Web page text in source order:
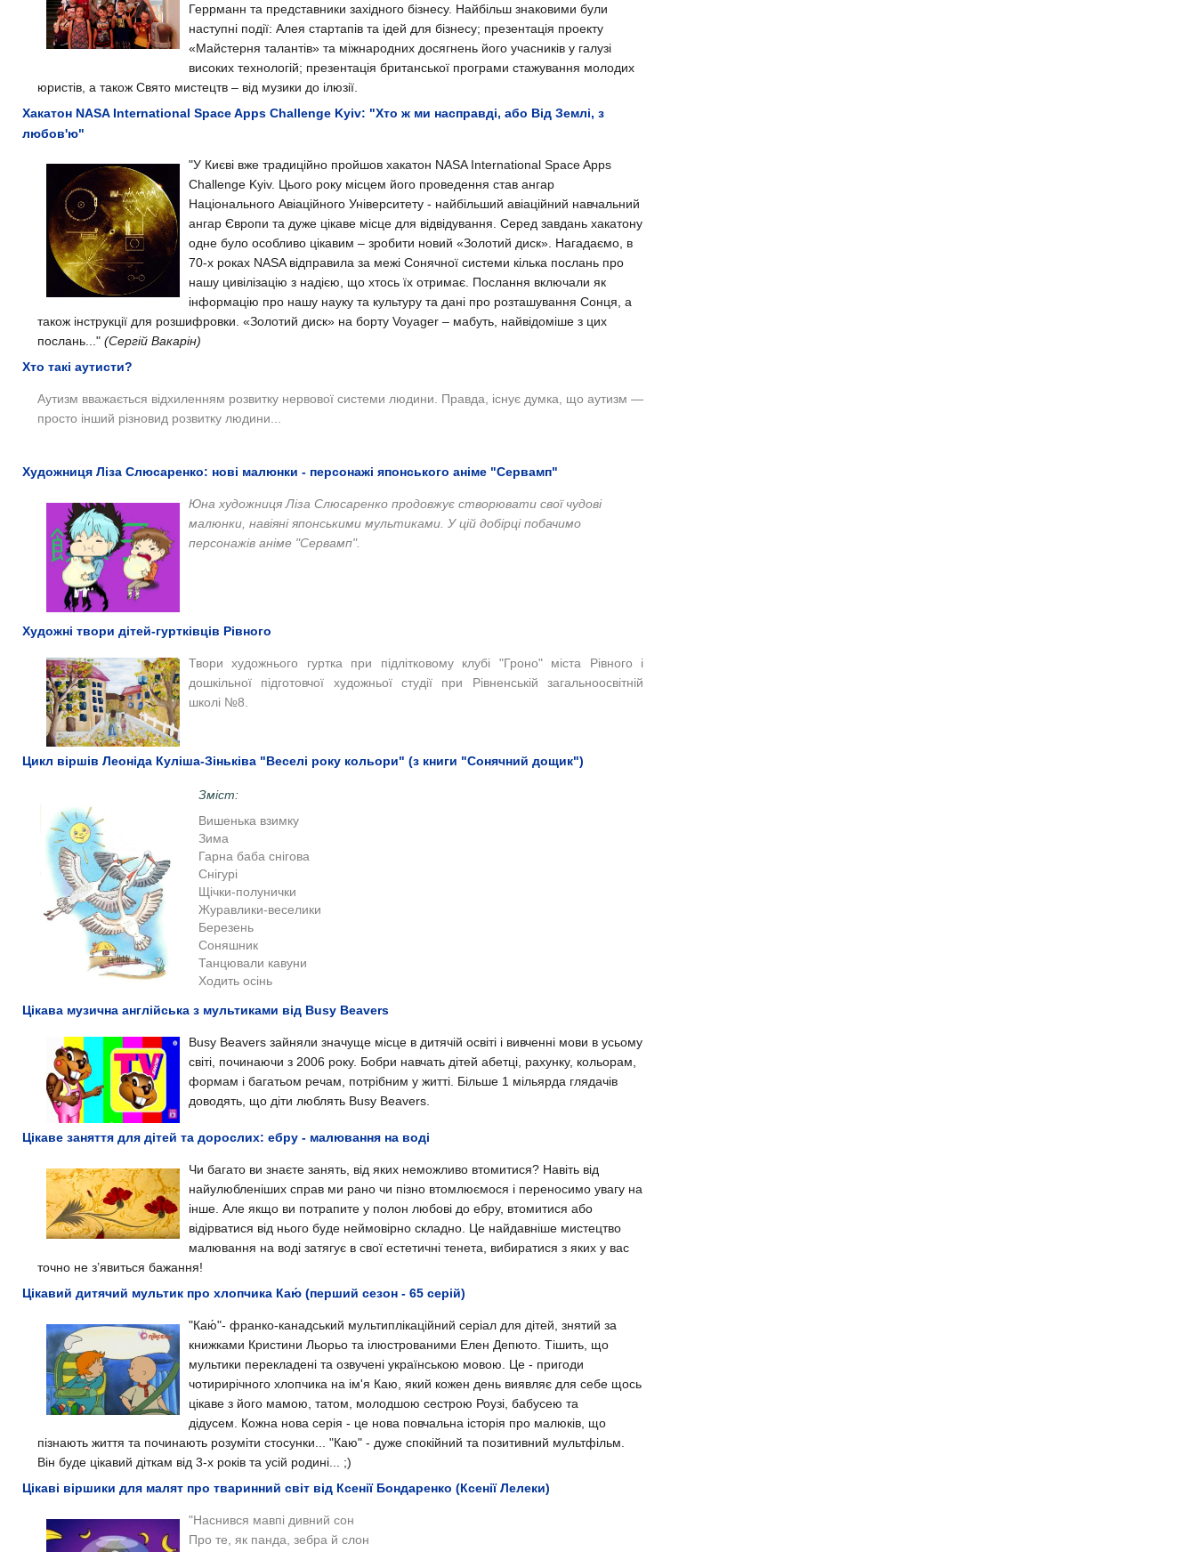
Геррманн та представники західного бізнесу. Найбільш знаковими були
наступні події: Алея стартапів та ідей для бізнесу; презентація проекту
«Майстерня талантів» та міжнародних досягнень його учасників у галузі
високих технологій; презентація британської програми стажування молодих
юристів, а також Свято мистецтв – від музики до ілюзії.
Хакатон NASA International Space Apps Challenge Kyiv: "Хто ж ми насправді, або Від Землі, з
любов'ю"
"У Києві вже традиційно пройшов хакатон NASA International Space Apps
Challenge Kyiv. Цього року місцем його проведення став ангар
Національного Авіаційного Університету - найбільший авіаційний навчальний
ангар Європи та дуже цікаве місце для відвідування. Серед завдань хакатону
одне було особливо цікавим – зробити новий «Золотий диск». Нагадаємо, в
70-х роках NASA відправила за межі Сонячної системи кілька послань про
нашу цивілізацію з надією, що хтось їх отримає. Послання включали як
інформацію про нашу науку та культуру та дані про розташування Сонця, а
також інструкції для розшифровки. «Золотий диск» на борту Voyager – мабуть, найвідоміше з цих
послань..." (Сергій Вакарін)
Хто такі аутисти?
Аутизм вважається відхиленням розвитку нервової системи людини. Правда, існує думка, що аутизм —
просто інший різновид розвитку людини...
Художниця Ліза Слюсаренко: нові малюнки - персонажі японського аніме "Сервамп"
Юна художниця Ліза Слюсаренко продовжує створювати свої чудові
малюнки, навіяні японськими мультиками. У цій добірці побачимо
персонажів аніме "Сервамп".
Художні твори дітей-гуртківців Рівного
Твори художнього гуртка при підлітковому клубі "Гроно" міста Рівного і
дошкільної підготовчої художньої студії при Рівненській загальноосвітній
школі №8.
Цикл віршів Леоніда Куліша-Зіньківа "Веселі року кольори" (з книги "Сонячний дощик")
Зміст:
Вишенька взимку
Зима
Гарна баба снігова
Снігурі
Щічки-полунички
Журавлики-веселики
Березень
Соняшник
Танцювали кавуни
Ходить осінь
Цікава музична англійська з мультиками від Busy Beavers
Busy Beavers зайняли значуще місце в дитячій освіті і вивченні мови в усьому
світі, починаючи з 2006 року. Бобри навчать дітей абетці, рахунку, кольорам,
формам і багатьом речам, потрібним у житті. Більше 1 мільярда глядачів
доводять, що діти люблять Busy Beavers.
Цікаве заняття для дітей та дорослих: ебру - малювання на воді
Чи багато ви знаєте занять, від яких неможливо втомитися? Навіть від
найулюбленіших справ ми рано чи пізно втомлюємося і переносимо увагу на
інше. Але якщо ви потрапите у полон любові до ебру, втомитися або
відірватися від нього буде неймовірно складно. Це найдавніше мистецтво
малювання на воді затягує в свої естетичні тенета, вибиратися з яких у вас
точно не з’явиться бажання!
Цікавий дитячий мультик про хлопчика Каю́ (перший сезон - 65 серій)
"Каю́"- франко-канадський мультиплікаційний серіал для дітей, знятий за
книжками Кристини Льорьо та ілюстрованими Елен Депюто. Тішить, що
мультики перекладені та озвучені українською мовою. Це - пригоди
чотирирічного хлопчика на ім'я Каю, який кожен день виявляє для себе щось
цікаве з його мамою, татом, молодшою сестрою Роузі, бабусею та
дідусем. Кожна нова серія - це нова повчальна історія про малюків, що
пізнають життя та починають розуміти стосунки... "Каю" - дуже спокійний та позитивний мультфільм.
Він буде цікавий діткам від 3-х років та усій родині... ;)
Цікаві віршики для малят про тваринний світ від Ксенії Бондаренко (Ксенії Лелеки)
"Наснився мавпі дивний сон
Про те, як панда, зебра й слон